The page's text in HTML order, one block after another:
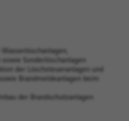
Sonderlöschanlagen
der Löschsteueranlagen und
Brandmeldeanlagen beim
der Brandschutzanlagen